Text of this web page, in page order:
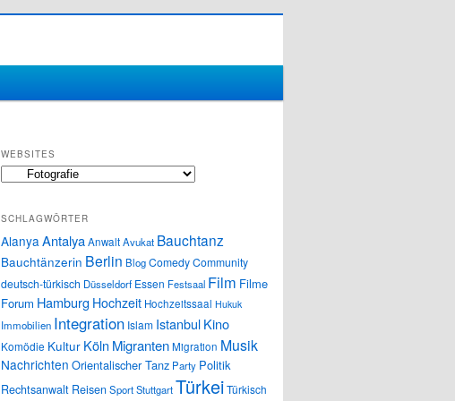
WEBSITES
Websites
SCHLAGWÖRTER
Alanya AntalyaAnwaltAvukat Bauchtanz
Bauchtänzerin Berlin BlogComedyCommunity
deutsch-türkisch Düsseldorf Essen Festsaal Film Filme
Forum Hamburg Hochzeit Hochzeitssaal Hukuk
Immobilien Integration Islam IstanbulKino
Komödie Kultur Köln MigrantenMigration Musik
Nachrichten Orientalischer Tanz Party Politik
Rechtsanwalt ReisenSportStuttgartTürkeiTürkisch